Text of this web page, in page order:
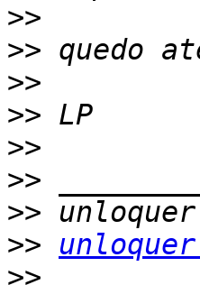
>>
>>
>>
>>
>>
>>
>>
>>
>>